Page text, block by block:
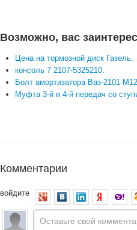
Возможно, вас
Цена на тормозной диск Газель.
консоль 7 2107-5325210.
Болт амортизатора Ваз-2101
Муфта 3-й и 4-й передач со
Комментарии
войдите